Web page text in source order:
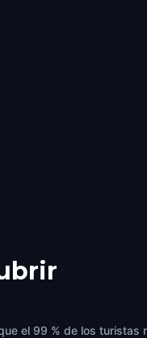
el 99 % de los turistas